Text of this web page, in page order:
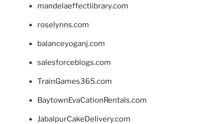
mandelaeffectlibrary.com
roselynns.com
balanceyoganj.com
salesforceblogs.com
TrainGames365.com
BaytownEvaCationRentals.com
JabalpurCakeDelivery.com